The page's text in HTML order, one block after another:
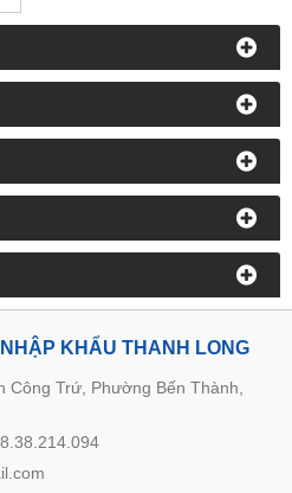
KHẨU THANH LONG
Công Trứ, Phường Bến Thành,